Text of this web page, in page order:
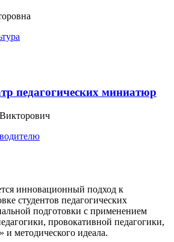
педагогических миниатюр
инновационный подход к
студентов педагогических
подготовки с применением
провокативной педагогики,
методического идеала.